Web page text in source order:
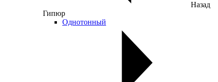
Назад
Гипюр
Однотонный